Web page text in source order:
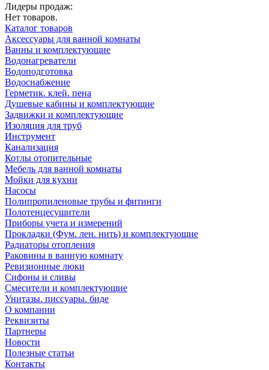
Лидеры продаж:
Нет товаров.
Каталог товаров
Аксессуары для ванной комнаты
Ванны и комплектующие
Водонагреватели
Водоподготовка
Водоснабжение
Герметик. клей. пена
Душевые кабины и комплектующие
Задвижки и комплектующие
Изоляция для труб
Инструмент
Канализация
Котлы отопительные
Мебель для ванной комнаты
Мойки для кухни
Насосы
Полипропиленовые трубы и фитинги
Полотенцесушители
Приборы учета и измерений
Прокладки (Фум. лен. нить) и комплектующие
Радиаторы отопления
Раковины в ванную комнату
Ревизионные люки
Сифоны и сливы
Смесители и комплектующие
Унитазы. писсуары. биде
О компании
Реквизиты
Партнеры
Новости
Полезные статьи
Контакты